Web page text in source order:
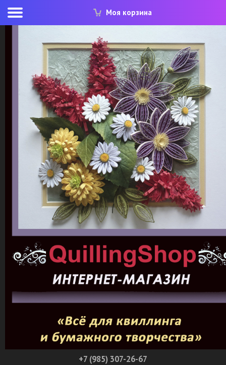
Моя корзина
+7 (985) 307-26-67